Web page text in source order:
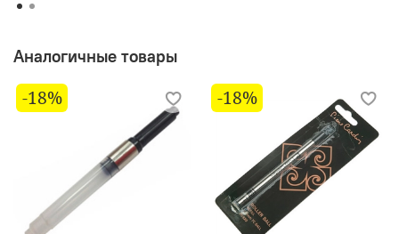
Аналогичные товары
-18% -18%